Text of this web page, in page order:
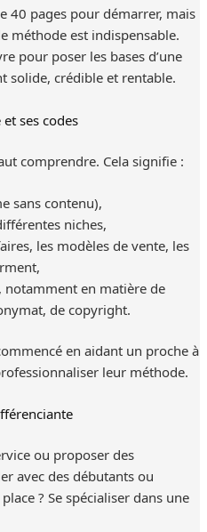
40 pages pour démarrer, mais
méthode est indispensable.
pour poser les bases d’une
solide, crédible et rentable.
ses codes
comprendre. Cela signifie :
sans contenu),
niches,
les modèles de vente, les
notamment en matière de
de copyright.
en aidant un proche à
leur méthode.
ou proposer des
avec des débutants ou
? Se spécialiser dans une